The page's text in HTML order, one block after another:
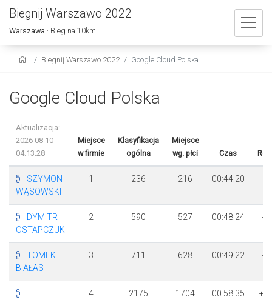
Biegnij Warszawo 2022
Warszawa · Bieg na 10km
Biegnij Warszawo 2022 Google Cloud Polska
Google Cloud Polska
Aktualizacja:
2026-08-10
04:13:28
Miejsce
w firmie
Klasyfikacja
ogólna
Miejsce
wg. płci
Czas
SZYMON
WĄSOWSKI
1 236 216 00:44:20
DYMITR
OSTAPCZUK
2 590 527 00:48:24
+
TOMEK
BIAŁAS
3 711 628 00:49:22
+
4 2175 1704 00:58:35
+